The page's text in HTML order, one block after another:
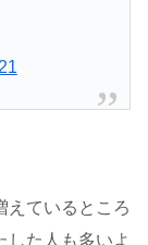
えているところ
した人も多いよ